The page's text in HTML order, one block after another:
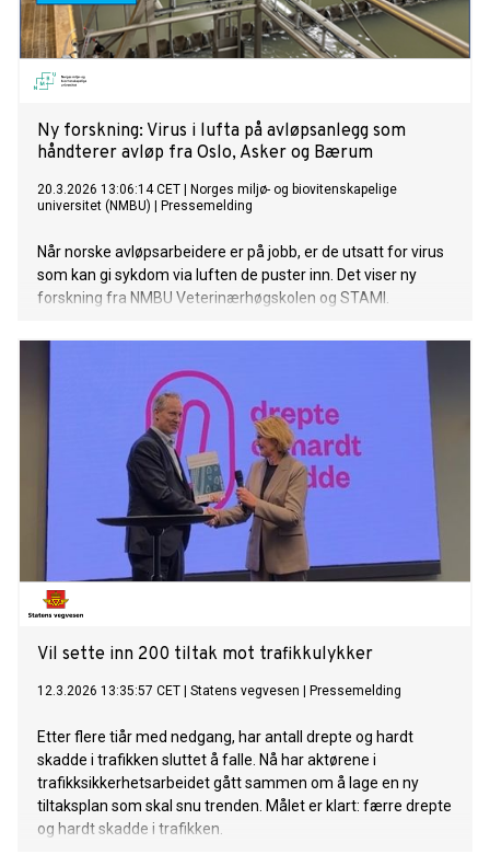
Ny forskning: Virus i lufta på avløpsanlegg som
håndterer avløp fra Oslo, Asker og Bærum
20.3.2026 13:06:14 CET
Norges miljø- og biovitenskapelige
universitet (NMBU)
Pressemelding
Når norske avløpsarbeidere er på jobb, er de utsatt for virus
som kan gi sykdom via luften de puster inn. Det viser ny
forskning fra NMBU Veterinærhøgskolen og STAMI.
Vil sette inn 200 tiltak mot trafikkulykker
12.3.2026 13:35:57 CET Statens vegvesen Pressemelding
Etter flere tiår med nedgang, har antall drepte og hardt
skadde i trafikken sluttet å falle. Nå har aktørene i
trafikksikkerhetsarbeidet gått sammen om å lage en ny
tiltaksplan som skal snu trenden. Målet er klart: færre drepte
og hardt skadde i trafikken.